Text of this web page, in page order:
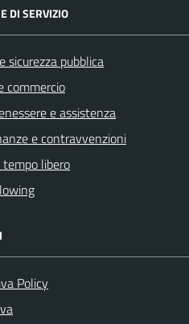
DI SERVIZIO
sicurezza pubblica
commercio
e assistenza
e contravvenzioni
libero
Policy